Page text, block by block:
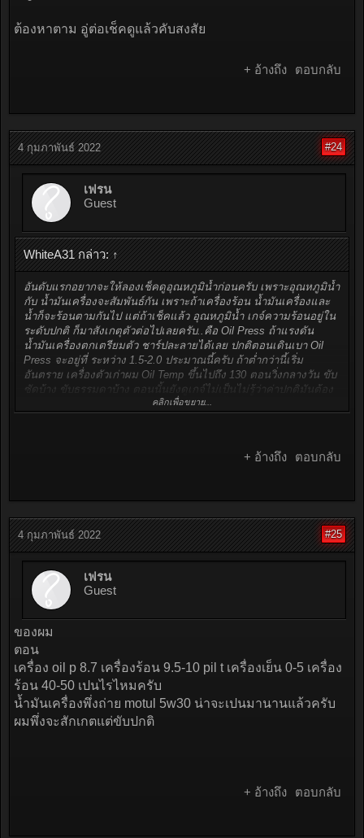
ต้องหาตาม อู่ต่อเช็คดูแล้วคับสงสัย
+ อ้างถึง ตอบกลับ
4 กุมภาพันธ์ 2022 #24
เฟรน
Guest
WhiteA31 กล่าว: ↑
อันดับแรกอยากจะให้ลองเช็คดูอุณหภูมิน้ำก่อนครับ เพราะอุณหภูมิน้ำ
กับ น้ำมันเครื่องจะสัมพันธ์กัน เพราะถ้าเครื่องร้อน น้ำมันเครื่องและ
น้ำก็จะร้อนตามกันไป แต่ถ้าเช็คแล้ว อุณหภูมิน้ำ เกจ์ความร้อนอยู่ใน
ระดับปกติ ก็มาสังเกตุตัวต่อไปเลยครับ..คือ Oil Press ถ้าแรงดัน
น้ำมันเครื่องตกเตรียมตัว ชาร์ปละลายได้เลย ปกติตอนเดินเบา Oil
Press จะอยู่ที่ ระหว่าง 1.5-2.0 ประมาณนี้ครับ ถ้าต่ำกว่านี้เริ่ม
อันตราย เครื่องตัวเก่าผม Oil Temp ขึ้นไปถึง 130 ตอนวิ่งกลางวัน ขับ
ซัดบ้าง ขับธรรมดาบ้าง ตอนนั้นยังดูเกจ์ไม่เป็นไม่รู้ว่าค่าปกติมันต้อง
อยู่เท่าไหร่ รู้ตัวอีกที ชาร์ปละลายครับ ตอนนี้เครื่องปกติ ๆ วิ่งธรรมดา
ครับ ว่ารถเริ่มแรงตกหรือเปล่าว ดู Oil Press น่าจะรู้ครับ ถ้าเดินเบา
มันต่ำกว่า 1.5 นี่ ปั้มน้ำมันเครื่องน่าจะมีรอย แรงดันเริ่มตก แล้วมันก็
คลิกเพื่อขยาย...
+ อ้างถึง ตอบกลับ
4 กุมภาพันธ์ 2022 #25
เฟรน
Guest
ของผม
ตอน
เครื่อง oil p 8.7 เครื่องร้อน 9.5-10 pil t เครื่องเย็น 0-5 เครื่อง
ร้อน 40-50 เปนไรไหมครับ
น้ำมันเครื่องพึ่งถ่าย motul 5w30 น่าจะเปนมานานแล้วครับ
ผมพึ่งจะสักเกตแต่ขับปกติ
+ อ้างถึง ตอบกลับ